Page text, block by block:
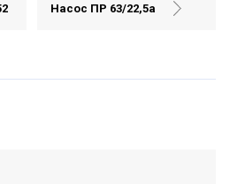
Насос ПР 63/22,5а